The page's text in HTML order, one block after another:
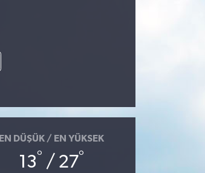
EN DÜŞÜK / EN YÜKSEK
13° / 27°